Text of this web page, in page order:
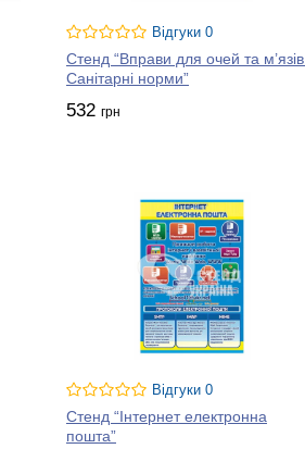
Відгуки 0
Стенд “Вправи для очей та м’язів.
Санітарні норми”
532 грн
Відгуки 0
Стенд “Інтернет електронна
пошта”